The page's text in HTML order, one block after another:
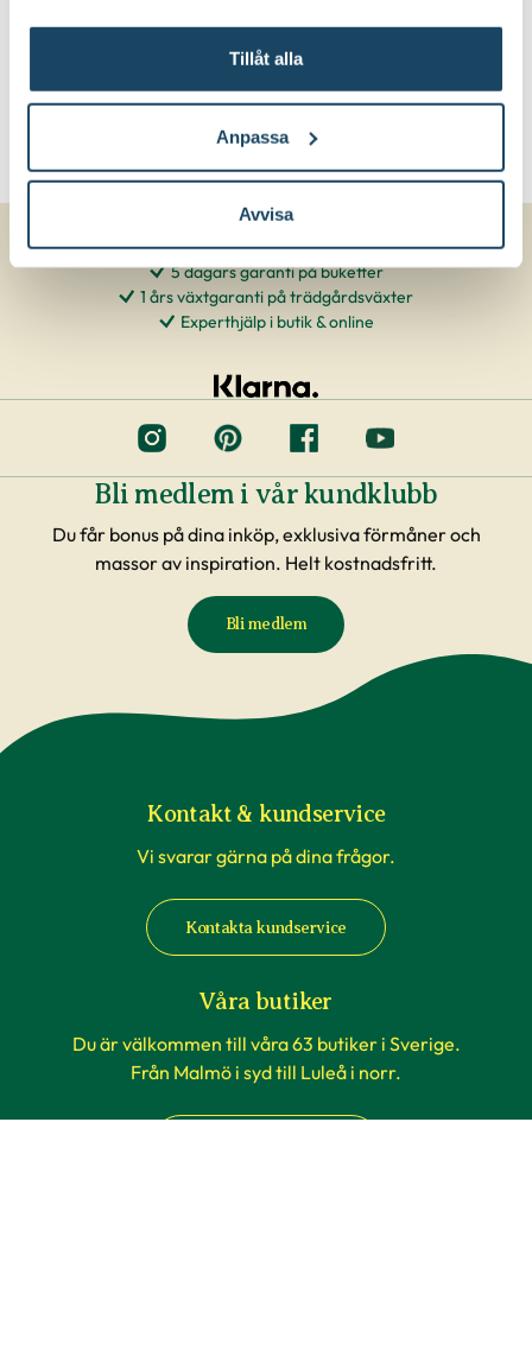
Tillåt alla
Anpassa
Avvisa
5 dagars garanti på buketter
1 års växtgaranti på trädgårdsväxter
Experthjälp i butik & online
Bli medlem i vår kundklubb
Du får bonus på dina inköp, exklusiva förmåner och
massor av inspiration. Helt kostnadsfritt.
Bli medlem
Kontakt & kundservice
Vi svarar gärna på dina frågor.
Kontakta kundservice
Våra butiker
Du är välkommen till våra 63 butiker i Sverige.
Från Malmö i syd till Luleå i norr.